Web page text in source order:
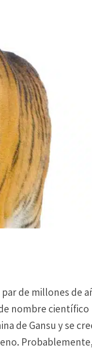
de millones de
nombre científico
de Gansu y se